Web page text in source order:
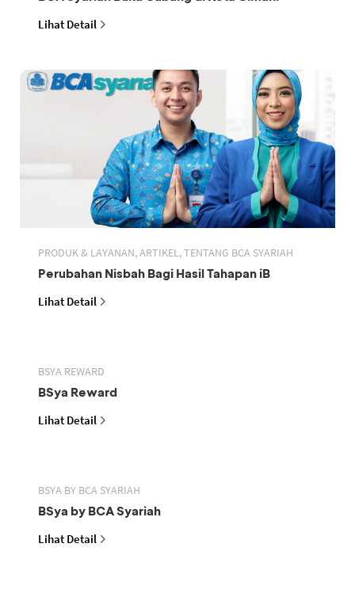
Lihat Detail
PRODUK & LAYANAN, ARTIKEL, TENTANG BCA SYARIAH
Perubahan Nisbah Bagi Hasil Tahapan iB
Lihat Detail
BSYA REWARD
BSya Reward
Lihat Detail
BSYA BY BCA SYARIAH
BSya by BCA Syariah
Lihat Detail